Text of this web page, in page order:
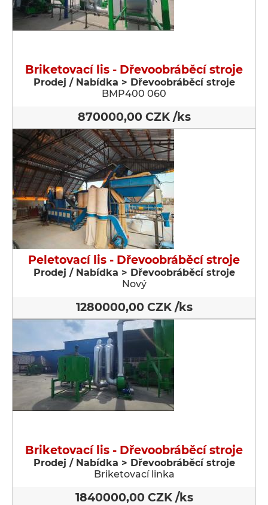
Briketovací lis - Dřevoobráběcí stroje
Prodej / Nabídka > Dřevoobráběcí stroje
BMP400 060
870000,00 CZK /ks
Peletovací lis - Dřevoobráběcí stroje
Prodej / Nabídka > Dřevoobráběcí stroje
Nový
1280000,00 CZK /ks
Briketovací lis - Dřevoobráběcí stroje
Prodej / Nabídka > Dřevoobráběcí stroje
Briketovací linka
1840000,00 CZK /ks